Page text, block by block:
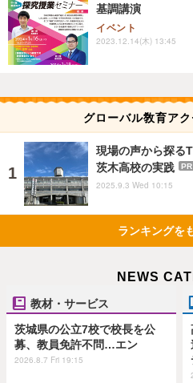
基調講演
イベント
2023.12.14(木) 13:45
グローバル敎育ア
現場の声から探る
茨木高校の実践
PR
2025.9.3 Wed 10:15
ランキングを
NEWS
教材・サービス
茨城県の公立7校で校長を公
募、教員免許不問…エン
2026.8.7 Fri 19:15